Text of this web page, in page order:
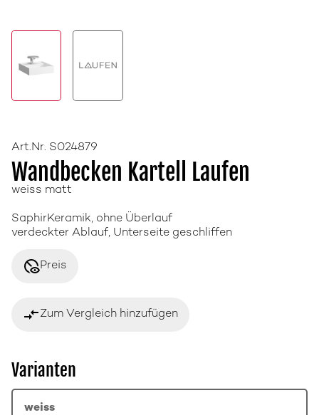
Art.Nr. S024879
Wandbecken Kartell Laufen
weiss matt
SaphirKeramik, ohne Überlauf
verdeckter Ablauf, Unterseite geschliffen
disabled_visiblePreis
compare_arrowsZum Vergleich hinzufügen
Varianten
weiss